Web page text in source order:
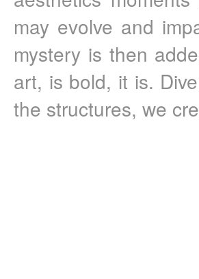
may evolve and
mystery is then
art, is bold, it is.
the structures, we